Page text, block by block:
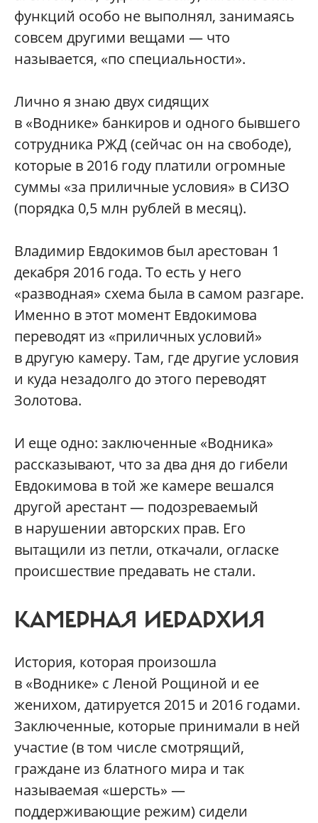
функций особо не выполнял, занимаясь
совсем другими вещами — что
называется, «по специальности».
Лично я знаю двух сидящих
в «Воднике» банкиров и одного бывшего
сотрудника РЖД (сейчас он на свободе),
которые в 2016 году платили огромные
суммы «за приличные условия» в СИЗО
(порядка 0,5 млн рублей в месяц).
Владимир Евдокимов был арестован 1
декабря 2016 года. То есть у него
«разводная» схема была в самом разгаре.
Именно в этот момент Евдокимова
переводят из «приличных условий»
в другую камеру. Там, где другие условия
и куда незадолго до этого переводят
Золотова.
И еще одно: заключенные «Водника»
рассказывают, что за два дня до гибели
Евдокимова в той же камере вешался
другой арестант — подозреваемый
в нарушении авторских прав. Его
вытащили из петли, откачали, огласке
происшествие предавать не стали.
КАМЕРНАЯ ИЕРАРХИЯ
История, которая произошла
в «Воднике» с Леной Рощиной и ее
женихом, датируется 2015 и 2016 годами.
Заключенные, которые принимали в ней
участие (в том числе смотрящий,
граждане из блатного мира и так
называемая «шерсть» —
поддерживающие режим) сидели